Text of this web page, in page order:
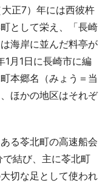
正7）年には西彼杵
として栄え、「長崎
海岸に並んだ料亭が
月1日に長崎市に編
本郷名（みょう＝当
ほかの地区はそれぞ
る苓北町の高速船会
結び、主に苓北町
切な足として使われ